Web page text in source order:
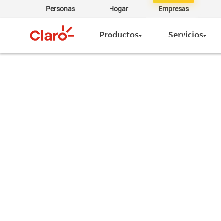
Personas Hogar Empresas
Productos Servicios